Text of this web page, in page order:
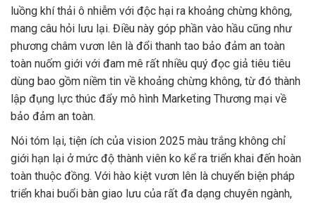
luồng khí thải ô nhiễm với độc hại ra khoảng chừng không,
mang câu hỏi lưu lại. Điều này góp phần vào hầu cũng như
phương châm vươn lên là đổi thanh tao bảo đảm an toàn
toàn nuốm giới với đam mê rất nhiều quý đọc giả tiêu tiêu
dùng bao gồm niềm tin về khoảng chừng không, từ đó thành
lập đụng lực thúc đẩy mô hình Marketing Thương mại về
bảo đảm an toàn.
Nói tóm lại, tiện ích của vision 2025 màu trắng không chỉ
giới hạn lại ở mức độ thành viên ko kể ra triển khai đến hoàn
toàn thuộc đồng. Với hào kiệt vươn lên là chuyển biện pháp
triển khai buổi bàn giao lưu của rất đa dạng chuyên ngành,